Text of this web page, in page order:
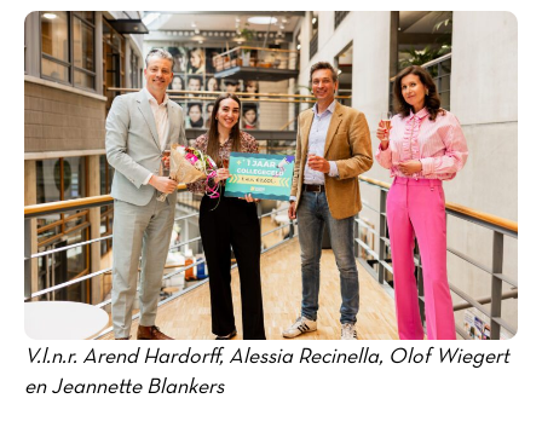
V.l.n.r. Arend Hardorff, Alessia Recinella, Olof Wiegert
en Jeannette Blankers